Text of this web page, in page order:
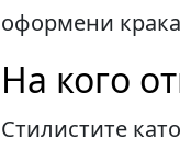
оформени
На кого
Стилистите